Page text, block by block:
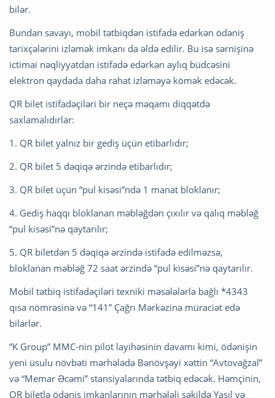
bilər.
Bundan savayı, mobil tətbiqdən istifadə edərkən ödəniş
tarixçələrini izləmək imkanı da əldə edilir. Bu isə sərnişinə
ictimai nəqliyyatdan istifadə edərkən aylıq büdcəsini
elektron qaydada daha rahat izləməyə kömək edəcək.
QR bilet istifadəçiləri bir neçə məqamı diqqətdə
saxlamalıdırlar:
1. QR bilet yalnız bir gediş üçün etibarlıdır;
2. QR bilet 5 dəqiqə ərzində etibarlıdır;
3. QR bilet üçün “pul kisəsi”ndə 1 manat bloklanır;
4. Gediş haqqı bloklanan məbləğdən çıxılır və qalıq məbləğ
“pul kisəsi”nə qaytarılır;
5. QR biletdən 5 dəqiqə ərzində istifadə edilməzsə,
bloklanan məbləğ 72 saat ərzində “pul kisəsi”nə qaytarılır.
Mobil tətbiq istifadəçiləri texniki məsələlərlə bağlı *4343
qısa nömrəsinə və “141” Çağrı Mərkəzinə müraciət edə
bilərlər.
“K Group” MMC-nin pilot layihəsinin davamı kimi, ödənişin
yeni üsulu növbəti mərhələdə Bənövşəyi xəttin “Avtovağzal”
və “Memar Əcəmi” stansiyalarında tətbiq edəcək. Həmçinin,
QR biletlə ödəniş imkanlarının mərhələli şəkildə Yaşıl və